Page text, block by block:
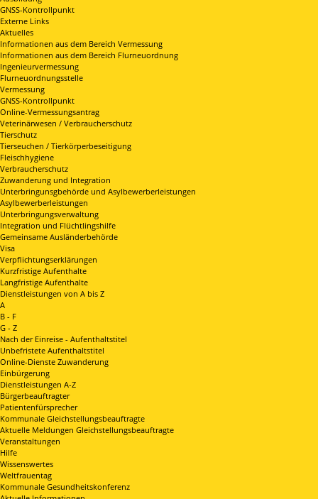
GNSS-Kontrollpunkt
Externe Links
Aktuelles
Informationen aus dem Bereich Vermessung
Informationen aus dem Bereich Flurneuordnung
Ingenieurvermessung
Flurneuordnungsstelle
Vermessung
GNSS-Kontrollpunkt
Online-Vermessungsantrag
Veterinärwesen / Verbraucherschutz
Tierschutz
Tierseuchen / Tierkörperbeseitigung
Fleischhygiene
Verbraucherschutz
Zuwanderung und Integration
Unterbringunsgbehörde und Asylbewerberleistungen
Asylbewerberleistungen
Unterbringungsverwaltung
Integration und Flüchtlingshilfe
Gemeinsame Ausländerbehörde
Visa
Verpflichtungserklärungen
Kurzfristige Aufenthalte
Langfristige Aufenthalte
Dienstleistungen von A bis Z
A
B - F
G - Z
Nach der Einreise - Aufenthaltstitel
Unbefristete Aufenthaltstitel
Online-Dienste Zuwanderung
Einbürgerung
Dienstleistungen A-Z
Bürgerbeauftragter
Patientenfürsprecher
Kommunale Gleichstellungsbeauftragte
Aktuelle Meldungen Gleichstellungsbeauftragte
Veranstaltungen
Hilfe
Wissenswertes
Weltfrauentag
Kommunale Gesundheitskonferenz